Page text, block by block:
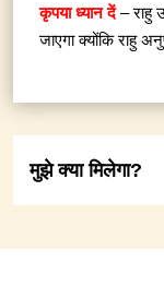
कृपया ध्यान दें– राहु
जाएगा क्योंकि राहु
मुझे क्या मिलेगा?